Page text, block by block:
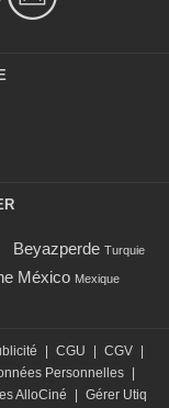
Beyazperde Turquie
México Mexique
| CGU | CGV |
Personnelles |
AlloCiné | Gérer Utiq